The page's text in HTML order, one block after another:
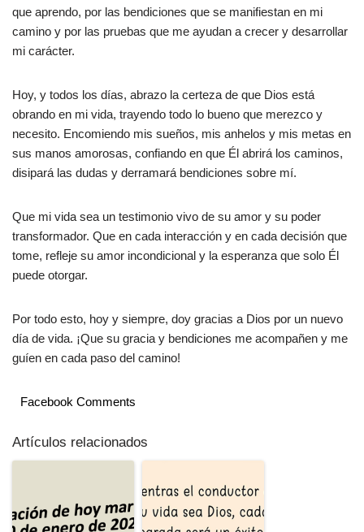
que aprendo, por las bendiciones que se manifiestan en mi
camino y por las pruebas que me ayudan a crecer y desarrollar
mi carácter.
Hoy, y todos los días, abrazo la certeza de que Dios está
obrando en mi vida, trayendo todo lo bueno que merezco y
necesito. Encomiendo mis sueños, mis anhelos y mis metas en
sus manos amorosas, confiando en que Él abrirá los caminos,
disipará las dudas y derramará bendiciones sobre mí.
Que mi vida sea un testimonio vivo de su amor y su poder
transformador. Que en cada interacción y en cada decisión que
tome, refleje su amor incondicional y la esperanza que solo Él
puede otorgar.
Por todo esto, hoy y siempre, doy gracias a Dios por un nuevo
día de vida. ¡Que su gracia y bendiciones me acompañen y me
guíen en cada paso del camino!
Facebook Comments
Artículos relacionados